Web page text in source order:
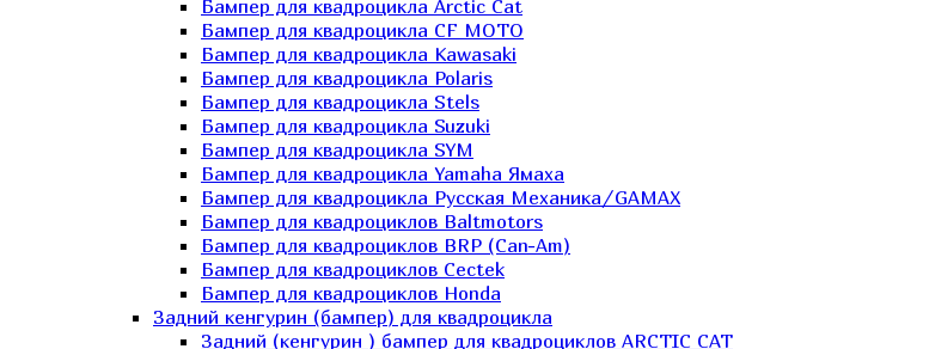
Бампер для квадроцикла Arctic Cat
Бампер для квадроцикла CF MOTO
Бампер для квадроцикла Kawasaki
Бампер для квадроцикла Polaris
Бампер для квадроцикла Stels
Бампер для квадроцикла Suzuki
Бампер для квадроцикла SYM
Бампер для квадроцикла Yamaha Ямаха
Бампер для квадроцикла Русская Механика/GAMAX
Бампер для квадроциклов Baltmotors
Бампер для квадроциклов BRP (Can-Am)
Бампер для квадроциклов Cectek
Бампер для квадроциклов Honda
Задний кенгурин (бампер) для квадроцикла
Задний (кенгурин ) бампер для квадроциклов ARCTIC CAT